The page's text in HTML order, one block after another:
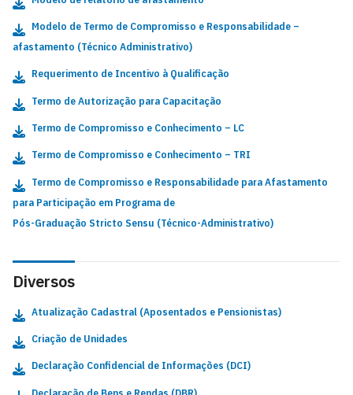
Modelo de Termo de Compromisso e Responsabilidade –
afastamento (Técnico Administrativo)
Requerimento de Incentivo à Qualificação
Termo de Autorização para Capacitação
Termo de Compromisso e Conhecimento – LC
Termo de Compromisso e Conhecimento – TRI
Termo de Compromisso e Responsabilidade para Afastamento
para Participação em Programa de
Pós-Graduação Stricto Sensu (Técnico-Administrativo)
Diversos
Atualização Cadastral (Aposentados e Pensionistas)
Criação de Unidades
Declaração Confidencial de Informações (DCI)